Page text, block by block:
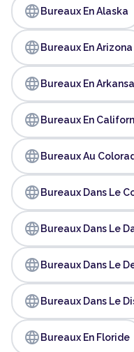
language Bureaux En Alaska
language Bureaux En Arizona
language Bureaux En
language Bureaux En
language Bureaux Au
language Bureaux Dans Le
language Bureaux Dans Le
language Bureaux Dans Le
language Bureaux Dans Le
language Bureaux En Floride